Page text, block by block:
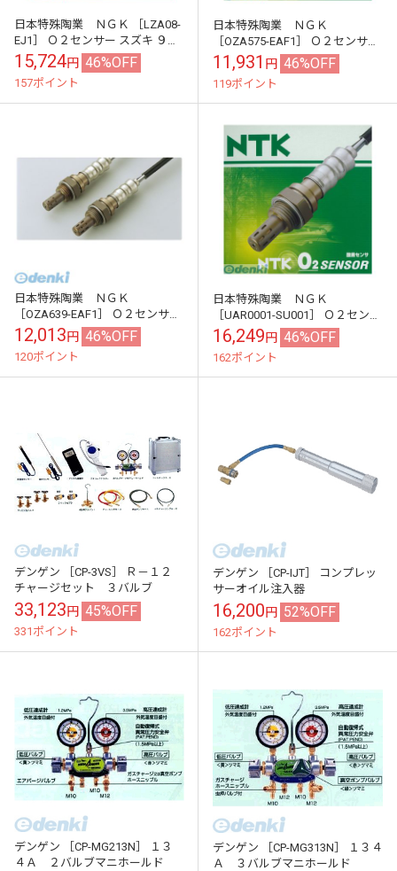
日本特殊陶業 ＮＧＫ ［LZA08-
EJ1］ Ｏ２センサー スズキ ９４
７１ ＮＧＫ アルトラパン ＭＲワ
ゴン他
15,724円 46%OFF
157ポイント
日本特殊陶業 ＮＧＫ
［OZA575-EAF1］ Ｏ２センサー
スバル １３２４ ＮＧＫ サンバー
ディアス 他
11,931 円 46%OFF
119ポイント
日本特殊陶業 ＮＧＫ
［OZA639-EAF1］ Ｏ２センサー
スバル ９１６３８ ＮＧＫ サンバ
ー ＴＴ１ ＴＴ２ ＴＶ１ ＴＶ...
12,013円 46%OFF
120ポイント
日本特殊陶業 ＮＧＫ
［UAR0001-SU001］ Ｏ２センサ
ー スズキ ９６３４５ ＮＧＫ ワ
ゴンＲ パレット 他
16,249円 46%OFF
162ポイント
デンゲン ［CP-3VS］ Ｒ－１２
チャージセット ３バルブ
33,123円 45%OFF
331ポイント
デンゲン ［CP-IJT］ コンプレッ
サーオイル注入器
16,200円 52%OFF
162ポイント
デンゲン ［CP-MG213N］ １３
４Ａ ２バルブマニホールド
デンゲン ［CP-MG313N］ １３４
Ａ ３バルブマニホールド